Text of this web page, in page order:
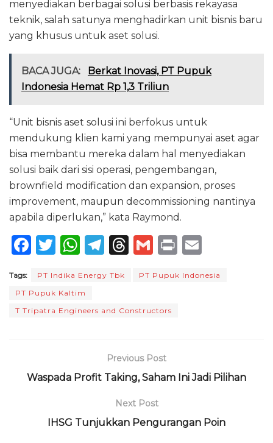
menyediakan berbagai solusi berbasis rekayasa
teknik, salah satunya menghadirkan unit bisnis baru
yang khusus untuk aset solusi.
BACA JUGA:
Berkat Inovasi, PT Pupuk
Indonesia Hemat Rp 1,3 Triliun
“Unit bisnis aset solusi ini berfokus untuk
mendukung klien kami yang mempunyai aset agar
bisa membantu mereka dalam hal menyediakan
solusi baik dari sisi operasi, pengembangan,
brownfield modification dan expansion, proses
improvement, maupun decommissioning nantinya
apabila diperlukan,” kata Raymond.
F
c
e
b
k
T
it
te
W
a
ts
T
e
g
T
re
a
G
ai
l
P
n ai
Tags: PT Indika Energy Tbk
PT Pupuk Indonesia
PT Pupuk Kaltim
T Tripatra Engineers and Constructors
Previous Post
Waspada Profit Taking, Saham Ini Jadi Pilihan
Next Post
IHSG Tunjukkan Pengurangan Poin